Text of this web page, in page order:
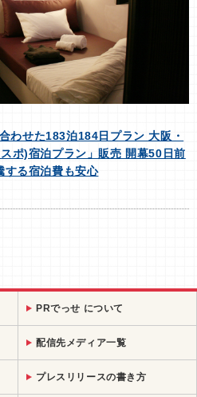
わせた183泊184日プラン 大阪・
ポ)宿泊プラン」販売 開幕50日前
する宿泊費も安心
PRでっせ について
配信先メディア一覧
プレスリリースの書き方